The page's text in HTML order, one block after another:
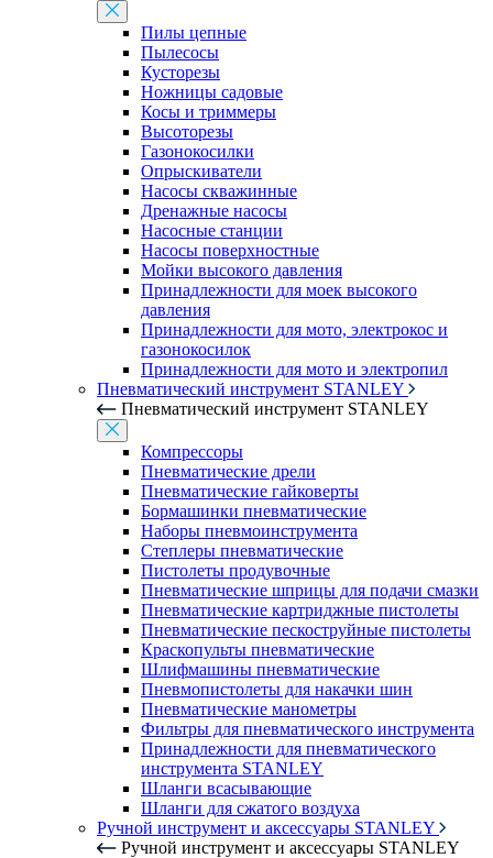
Пилы цепные
Пылесосы
Кусторезы
Ножницы садовые
Косы и триммеры
Высоторезы
Газонокосилки
Опрыскиватели
Насосы скважинные
Дренажные насосы
Насосные станции
Насосы поверхностные
Мойки высокого давления
Принадлежности для моек высокого
давления
Принадлежности для мото, электрокос и
газонокосилок
Принадлежности для мото и электропил
Пневматический инструмент STANLEY
Пневматический инструмент STANLEY
Компрессоры
Пневматические дрели
Пневматические гайковерты
Бормашинки пневматические
Наборы пневмоинструмента
Степлеры пневматические
Пистолеты продувочные
Пневматические шприцы для подачи смазки
Пневматические картриджные пистолеты
Пневматические пескоструйные пистолеты
Краскопульты пневматические
Шлифмашины пневматические
Пневмопистолеты для накачки шин
Пневматические манометры
Фильтры для пневматического инструмента
Принадлежности для пневматического
инструмента STANLEY
Шланги всасывающие
Шланги для сжатого воздуха
Ручной инструмент и аксессуары STANLEY
Ручной инструмент и аксессуары STANLEY